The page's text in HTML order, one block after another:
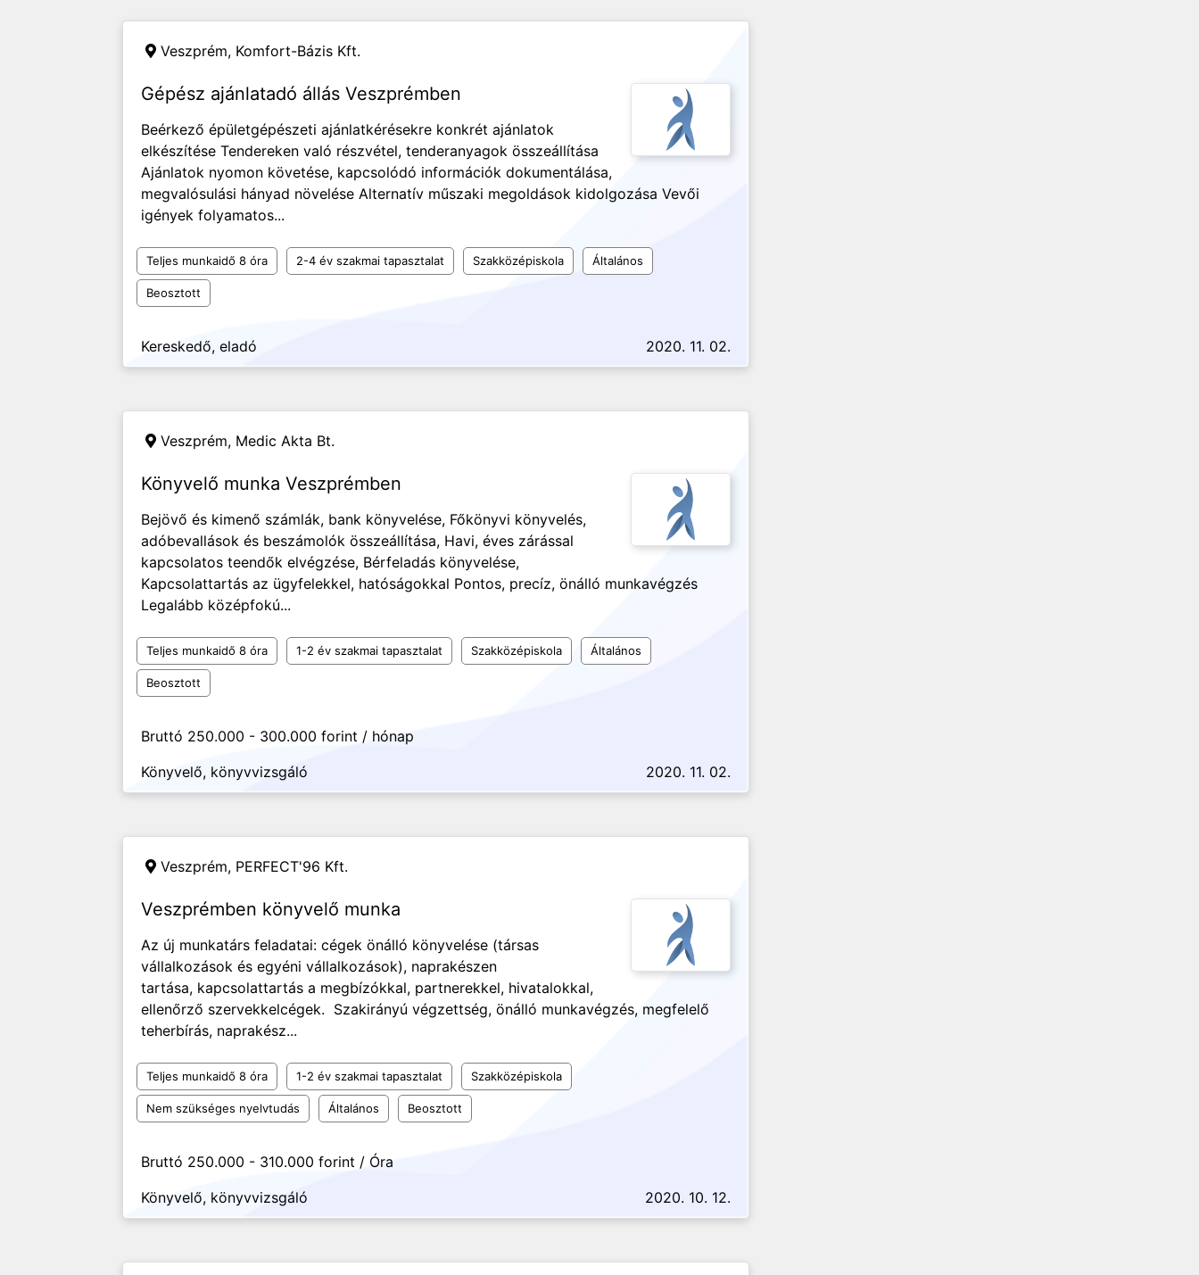
Veszprém, Komfort-Bázis Kft.
Gépész ajánlatadó állás Veszprémben
Beérkező épületgépészeti ajánlatkérésekre konkrét ajánlatok
elkészítése Tendereken való részvétel, tenderanyagok összeállítása
Ajánlatok nyomon követése, kapcsolódó információk dokumentálása,
megvalósulási hányad növelése Alternatív műszaki megoldások kidolgozása Vevői
igények folyamatos...
Teljes munkaidő 8 óra 2-4 év szakmai tapasztalat Szakközépiskola Általános
Beosztott
Kereskedő, eladó 2020. 11. 02.
Veszprém, Medic Akta Bt.
Könyvelő munka Veszprémben
Bejövő és kimenő számlák, bank könyvelése, Főkönyvi könyvelés,
adóbevallások és beszámolók összeállítása, Havi, éves zárással
kapcsolatos teendők elvégzése, Bérfeladás könyvelése,
Kapcsolattartás az ügyfelekkel, hatóságokkal Pontos, precíz, önálló munkavégzés
Legalább középfokú...
Teljes munkaidő 8 óra 1-2 év szakmai tapasztalat Szakközépiskola Általános
Beosztott
Bruttó 250.000 - 300.000 forint / hónap
Könyvelő, könyvvizsgáló
2020. 11. 02.
Veszprém, PERFECT'96 Kft.
Veszprémben könyvelő munka
Az új munkatárs feladatai: cégek önálló könyvelése (társas
vállalkozások és egyéni vállalkozások), naprakészen
tartása, kapcsolattartás a megbízókkal, partnerekkel, hivatalokkal,
ellenőrző szervekkelcégek. Szakirányú végzettség, önálló munkavégzés, megfelelő
teherbírás, naprakész...
Teljes munkaidő 8 óra 1-2 év szakmai tapasztalat Szakközépiskola
Nem szükséges nyelvtudás Általános Beosztott
Bruttó 250.000 - 310.000 forint / Óra
Könyvelő, könyvvizsgáló
2020. 10. 12.